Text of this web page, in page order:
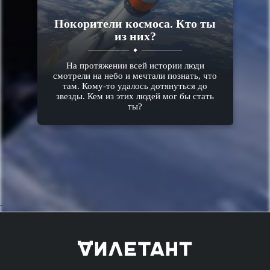
Покорители космоса. Кто ты
из них?
На протяжении всей истории люди
смотрели на небо и мечтали познать, что
там. Кому-то удалось дотянуться до
звезды. Кем из этих людей мог бы стать
ты?
->